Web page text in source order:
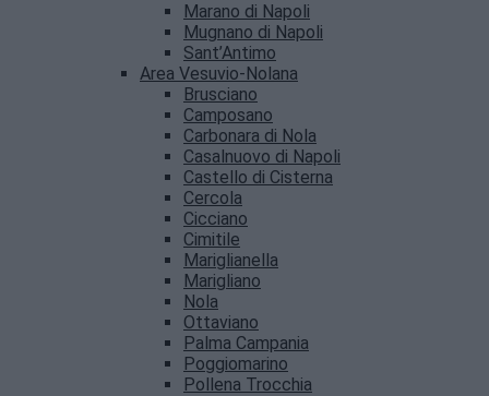
Marano di Napoli
Mugnano di Napoli
Sant’Antimo
Area Vesuvio-Nolana
Brusciano
Camposano
Carbonara di Nola
Casalnuovo di Napoli
Castello di Cisterna
Cercola
Cicciano
Cimitile
Mariglianella
Marigliano
Nola
Ottaviano
Palma Campania
Poggiomarino
Pollena Trocchia